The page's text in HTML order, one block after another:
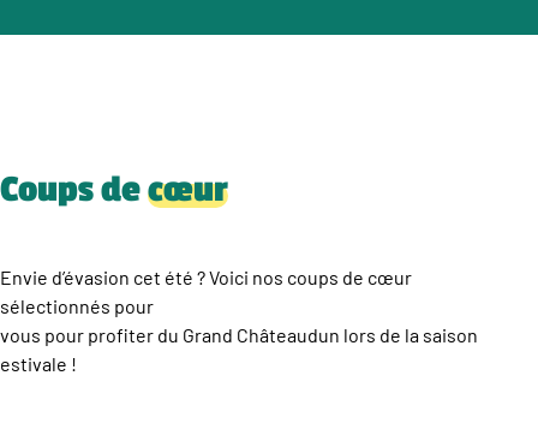
Coups decœur
Envie d’évasion cet été ? Voici nos coups de cœur
sélectionnés pour
vous pour profiter du Grand Châteaudun lors de la saison
estivale !